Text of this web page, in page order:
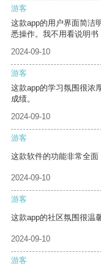
游客
这款app的用户界面简洁
悉操作。我不用看说明书
2024-09-10
游客
这款app的学习氛围很浓
成绩。
2024-09-10
游客
这款软件的功能非常全面
2024-09-10
游客
这款app的社区氛围很温
2024-09-10
游客